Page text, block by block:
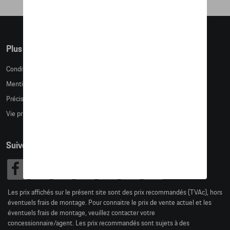
Plus d'informations
Conditions de vente
Mentions légales
Précision des tailles
Vie privée
Suivez nous
Les prix affichés sur le présent site sont des prix recommandés (TVAc), hors
éventuels frais de montage. Pour connaitre le prix de vente actuel et les
éventuels frais de montage, veuillez contacter votre
concessionnaire/agent. Les prix recommandés sont sujets à des